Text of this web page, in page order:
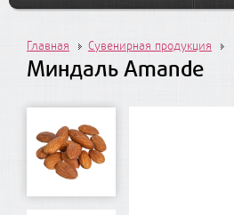
Главная Сувенирная продукция
Миндаль Amande